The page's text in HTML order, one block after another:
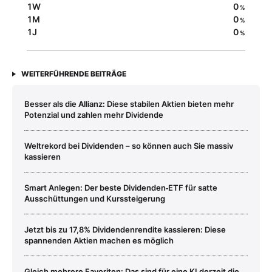
1W 0%
1M 0%
1J 0%
WEITERFÜHRENDE BEITRÄGE
Besser als die Allianz: Diese stabilen Aktien bieten mehr
Potenzial und zahlen mehr Dividende
Weltrekord bei Dividenden – so können auch Sie massiv
kassieren
Smart Anlegen: Der beste Dividenden‑ETF für satte
Ausschüttungen und Kurssteigerung
Jetzt bis zu 17,8% Dividendenrendite kassieren: Diese
spannenden Aktien machen es möglich